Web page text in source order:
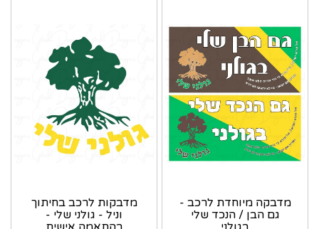
מדבקה מיוחדת לרכב -
גם הבן / הנכד שלי
מדבקות לרכב בחיתוך
וניל - גולני שלי -